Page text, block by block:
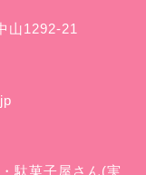
山1292-21
・駄菓子屋さん(実